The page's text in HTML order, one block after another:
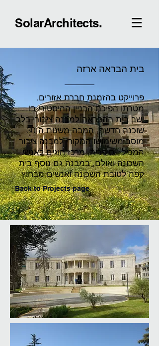
SolarArchitects.
בית הבראה ארזה
פרוייקט בהזמנת חברת אזורים.
מטרתו הפיכת הבניין ההיסטורי בו
ישב בית ההבראה למבנה ציבורי בלב
שוכנה חדשה, המבה משנות ה-30
מוסב משימושו המקורי למבנה ציבור
המכיל , סיפריה, מרכז חוגים לאנשי
השכונה ואולם, במבנה גם נוסף בית
קפה לטובת השכונה ואנשים מבחוץ.
Back to Projects page